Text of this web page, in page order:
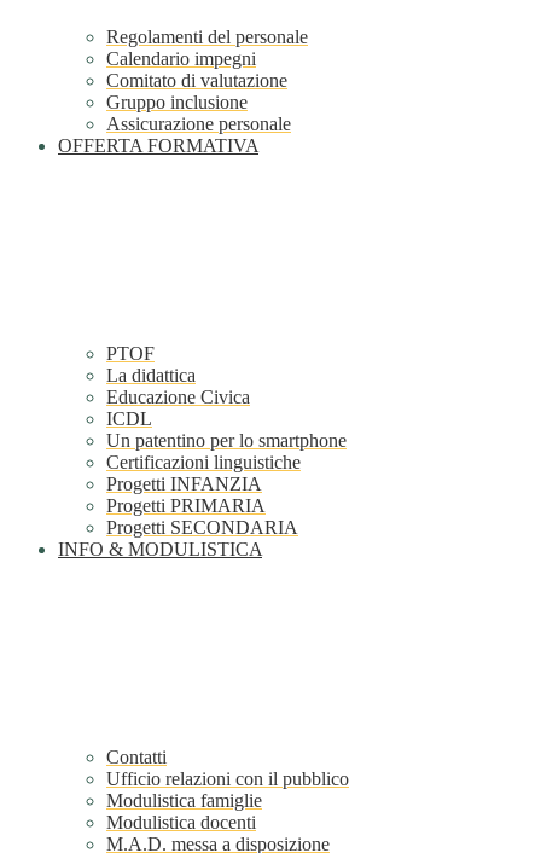
Regolamenti del personale
Calendario impegni
Comitato di valutazione
Gruppo inclusione
Assicurazione personale
OFFERTA FORMATIVA
PTOF
La didattica
Educazione Civica
ICDL
Un patentino per lo smartphone
Certificazioni linguistiche
Progetti INFANZIA
Progetti PRIMARIA
Progetti SECONDARIA
INFO & MODULISTICA
Contatti
Ufficio relazioni con il pubblico
Modulistica famiglie
Modulistica docenti
M.A.D. messa a disposizione